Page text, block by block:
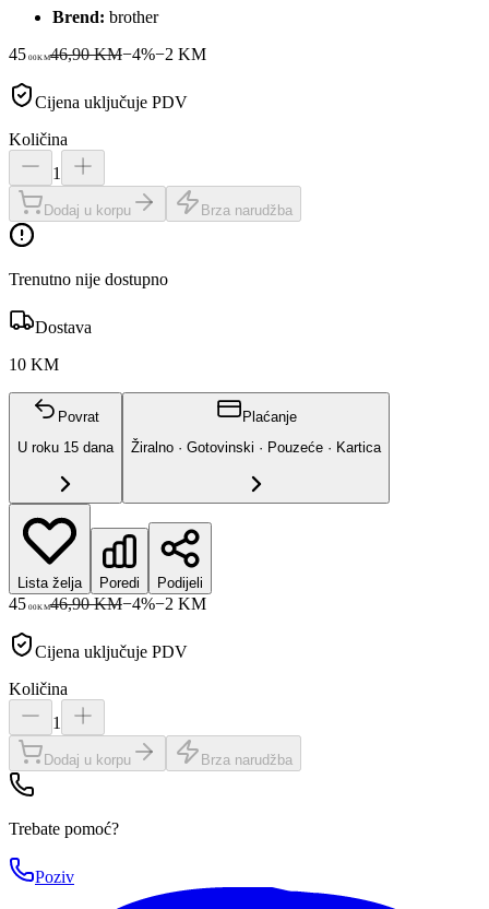
Brend: brother
45 00KM46,90 KM−4%−2 KM
Cijena uključuje PDV
Količina
1
Dodaj u korpu Brza narudžba
Trenutno nije dostupno
Dostava
10 KM
Povrat
U roku 15 dana
Plaćanje
Žiralno · Gotovinski · Pouzeće · Kartica
Lista želja Poredi Podijeli
45 00KM46,90 KM−4%−2 KM
Cijena uključuje PDV
Količina
1
Dodaj u korpu Brza narudžba
Trebate pomoć?
Poziv